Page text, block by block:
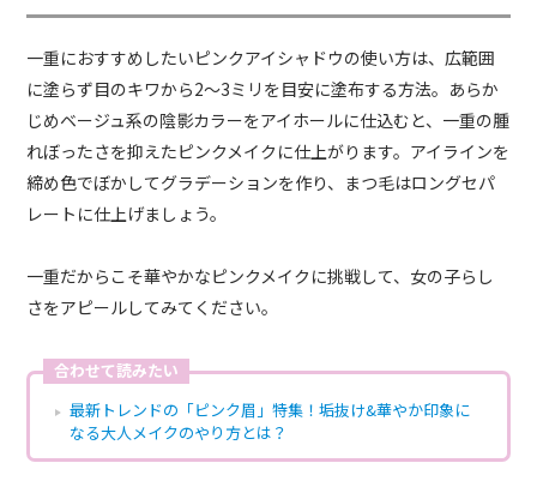
一重におすすめしたいピンクアイシャドウの使い方は、広範囲
に塗らず目のキワから2～3ミリを目安に塗布する方法。あらか
じめベージュ系の陰影カラーをアイホールに仕込むと、一重の腫
れぼったさを抑えたピンクメイクに仕上がります。アイラインを
締め色でぼかしてグラデーションを作り、まつ毛はロングセパ
レートに仕上げましょう。
一重だからこそ華やかなピンクメイクに挑戦して、女の子らし
さをアピールしてみてください。
合わせて読みたい
最新トレンドの「ピンク眉」特集！垢抜け&華やか印象に
なる大人メイクのやり方とは？